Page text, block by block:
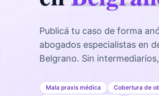
Publicá tu caso de forma
abogados especialistas en
Belgrano. Sin
Mala praxis médica Cobertura de